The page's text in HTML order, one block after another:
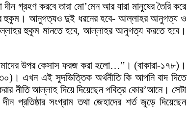
গ্রহণ করবে তারা মো’মেন আর যারা মানুষের তৈরি করে
হুকুম। আনুগত্যও দুই ধরনের হবে- আল্লাহর আনুগত্য ও
হুকুম মানতে হবে, আল্লাহর আনুগত্য করতে হবে।
উপর কেসাস ফরজ করা হলো…”। (বাকারা-১৭৮)।
এখন এই সুদভিত্তিক অর্থনীতি কি আপনি বাদ দিতে
নীতি আল্লাহ দিয়ে দিয়েছেন পবিত্র কোর’আনে। সেটা
প্রতিষ্ঠার সংগ্রাম তথা জেহাদের শর্ত জুড়ে দিয়েছেন